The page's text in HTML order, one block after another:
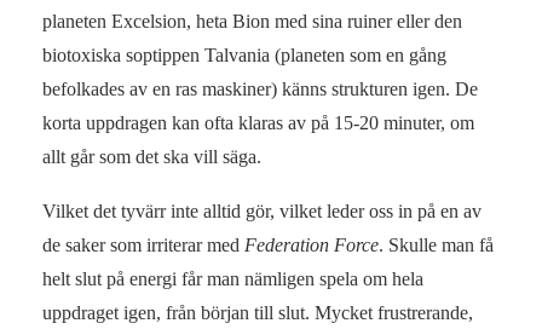
planeten Excelsion, heta Bion med sina ruiner eller den
biotoxiska soptippen Talvania (planeten som en gång
befolkades av en ras maskiner) känns strukturen igen. De
korta uppdragen kan ofta klaras av på 15-20 minuter, om
allt går som det ska vill säga.
Vilket det tyvärr inte alltid gör, vilket leder oss in på en av
de saker som irriterar med Federation Force. Skulle man få
helt slut på energi får man nämligen spela om hela
uppdraget igen, från början till slut. Mycket frustrerande,